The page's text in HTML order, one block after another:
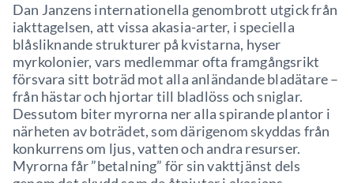
Dan Janzens internationella genombrott utgick från
iakttagelsen, att vissa akasia-arter, i speciella
blåsliknande strukturer på kvistarna, hyser
myrkolonier, vars medlemmar ofta framgångsrikt
försvara sitt boträd mot alla anländande bladätare –
från hästar och hjortar till bladlöss och sniglar.
Dessutom biter myrorna ner alla spirande plantor i
närheten av boträdet, som därigenom skyddas från
konkurrens om ljus, vatten och andra resurser.
Myrorna får ”betalning” för sin vakttjänst dels